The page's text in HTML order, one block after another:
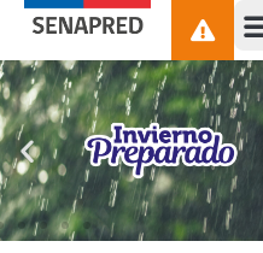
contenido